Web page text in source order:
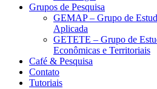
Grupos de Pesquisa
GEMAP – Grupo de
Aplicada
GETETE – Grupo de
Econômicas e Territoriais
Café & Pesquisa
Contato
Tutoriais